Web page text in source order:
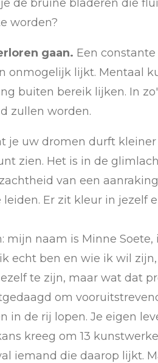
de bruine bladeren die
worden?
gaan. Een
onmogelijk lijkt. Mentaal
buiten bereik lijken. In
zullen worden.
je uw dromen durft
zien. Het is in de
van een
Er zit kleur in jezelf
mijn naam is Minne
echt ben en wie ik wil
te zijn, maar wat dat
om
in de rij lopen. Je eigen
kreeg om 13
iemand die daarop lijkt.